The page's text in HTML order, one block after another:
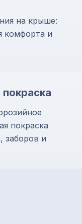
на крыше:
комфорта и
покраска
заборов и